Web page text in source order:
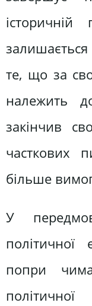
історичній
те, що за
належить
закінчив
часткових
більше
У
політичної
попри